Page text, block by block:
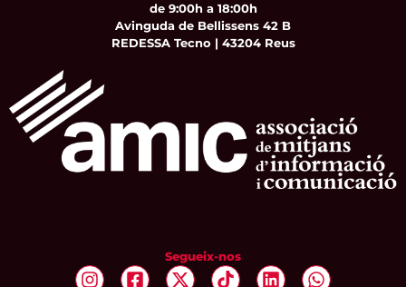
de 9:00h a 18:00h
Avinguda de Bellissens 42 B
REDESSA Tecno | 43204 Reus
Segueix-nos